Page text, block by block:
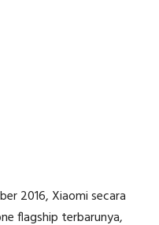
2016, Xiaomi secara
flagship terbarunya,